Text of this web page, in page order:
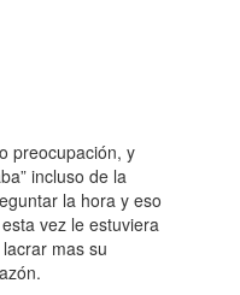
preocupación, y
incluso de la
la hora y eso
vez le estuviera
mas su